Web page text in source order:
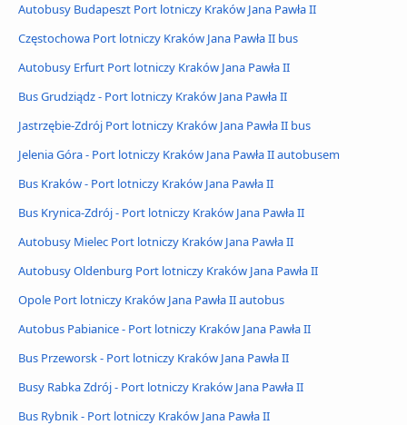
Autobusy Budapeszt Port lotniczy Kraków Jana Pawła II
Częstochowa Port lotniczy Kraków Jana Pawła II bus
Autobusy Erfurt Port lotniczy Kraków Jana Pawła II
Bus Grudziądz - Port lotniczy Kraków Jana Pawła II
Jastrzębie-Zdrój Port lotniczy Kraków Jana Pawła II bus
Jelenia Góra - Port lotniczy Kraków Jana Pawła II autobusem
Bus Kraków - Port lotniczy Kraków Jana Pawła II
Bus Krynica-Zdrój - Port lotniczy Kraków Jana Pawła II
Autobusy Mielec Port lotniczy Kraków Jana Pawła II
Autobusy Oldenburg Port lotniczy Kraków Jana Pawła II
Opole Port lotniczy Kraków Jana Pawła II autobus
Autobus Pabianice - Port lotniczy Kraków Jana Pawła II
Bus Przeworsk - Port lotniczy Kraków Jana Pawła II
Busy Rabka Zdrój - Port lotniczy Kraków Jana Pawła II
Bus Rybnik - Port lotniczy Kraków Jana Pawła II